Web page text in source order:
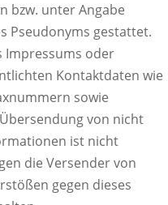
bzw. unter Angabe
Pseudonyms gestattet.
Impressums oder
Kontaktdaten wie
sowie
von nicht
ist nicht
die Versender von
gegen dieses